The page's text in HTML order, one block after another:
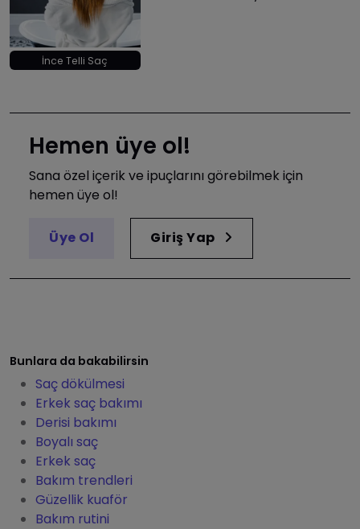
İnce Telli Saç
Hemen üye ol!
Sana özel içerik ve ipuçlarını görebilmek için
hemen üye ol!
Üye Ol Giriş Yap
Bunlara da bakabilirsin
Saç dökülmesi
Erkek saç bakımı
Derisi bakımı
Boyalı saç
Erkek saç
Bakım trendleri
Güzellik kuaför
Bakım rutini